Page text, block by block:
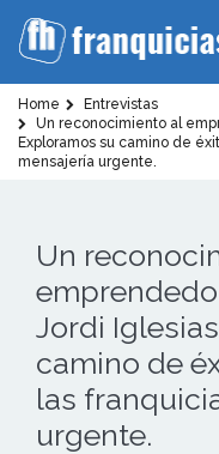
Home
Entrevistas
Un reconocimiento al
Exploramos su camino de
mensajería urgente.
Un
Jordi
camino de
las
urgente.